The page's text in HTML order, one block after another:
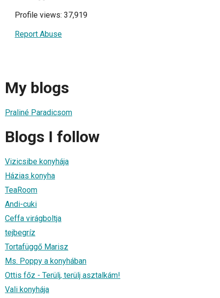
Profile views: 37,919
Report Abuse
My blogs
Praliné Paradicsom
Blogs I follow
Vizicsibe konyhája
Házias konyha
TeaRoom
Andi-cuki
Ceffa virágboltja
tejbegríz
Tortafüggő Marisz
Ms. Poppy a konyhában
Ottis főz - Terülj, terülj asztalkám!
Vali konyhája